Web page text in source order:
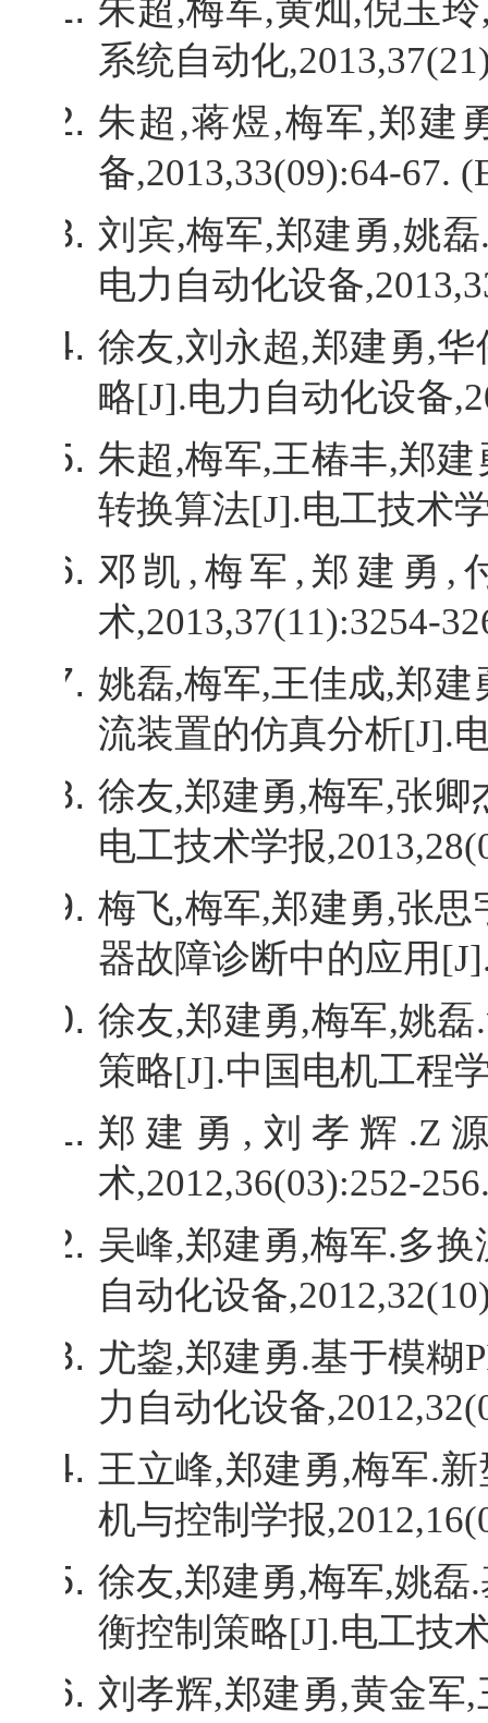
朱超,梅军,黄灿,倪玉玲
系统自动化
朱超 ,蒋煜 ,梅军,郑建
备,2013,33(09):64-67.
刘宾,梅军,郑建勇,姚磊
电力自动化设备
徐友,刘永超,郑建勇,华
略[J].电力自动化设备
朱超,梅军,王椿丰,郑建
转换算法[J].电工技术
邓凯 , 梅军 , 郑建勇 ,
术,2013,37(11):3254-
姚磊,梅军,王佳成,郑建
流装置的仿真分析[J].
徐友,郑建勇,梅军,张卿
电工技术学报
梅飞,梅军,郑建勇,张思
器故障诊断中的应用
徐友,郑建勇,梅军,姚磊.
策略[J].中国电机工程
郑建勇 , 刘孝辉 .Z
术,2012,36(03):252-
吴峰,郑建勇,梅军.多换
自动化设备
尤鋆,郑建勇.基于模糊
力自动化设备
王立峰,郑建勇,梅军.
机与控制学报
徐友,郑建勇,梅军,姚磊.
衡控制策略[J].电工技
刘孝辉,郑建勇,黄金军,